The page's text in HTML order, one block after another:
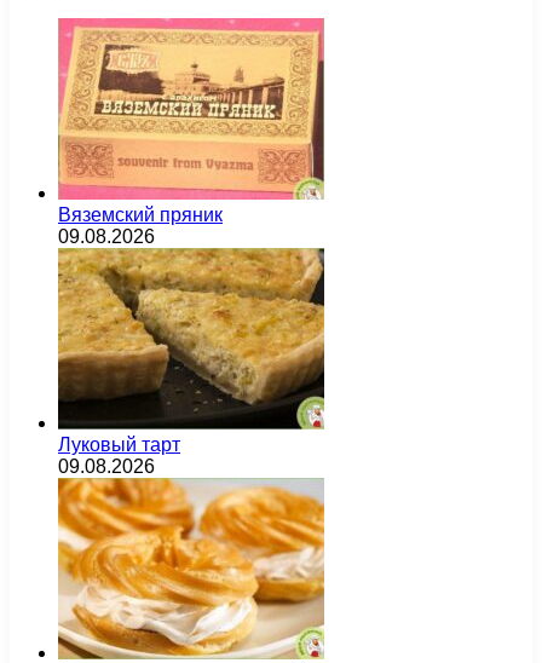
Вяземский пряник
09.08.2026
Луковый тарт
09.08.2026